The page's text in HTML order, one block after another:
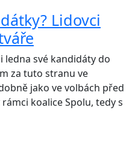
Lidovci
ledna své kandidáty do
za tuto stranu ve
jako ve volbách před
koalice Spolu, tedy s